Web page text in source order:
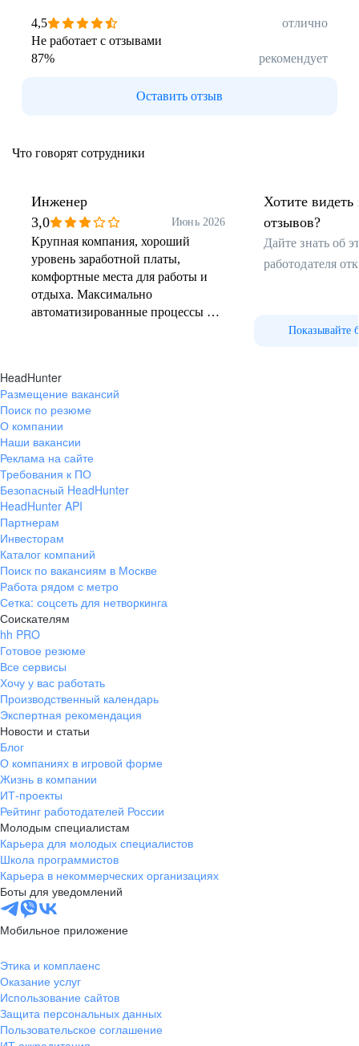
4,5
отлично
Не работает с отзывами
87% рекомендует
Оставить отзыв
Что говорят сотрудники
Инженер
3,0
Июнь 2026
Крупная компания, хороший
уровень заработной платы,
комфортные места для работы и
отдыха. Максимально
автоматизированные процессы для
Хотите видеть
отзывов?
Дайте знать об
работодателя
Показывайте
HeadHunter
Размещение вакансий
Поиск по резюме
О компании
Наши вакансии
Реклама на сайте
Требования к ПО
Безопасный HeadHunter
HeadHunter API
Партнерам
Инвесторам
Каталог компаний
Поиск по вакансиям в Москве
Работа рядом с метро
Сетка: соцсеть для нетворкинга
Соискателям
hh PRO
Готовое резюме
Все сервисы
Хочу у вас работать
Производственный календарь
Экспертная рекомендация
Новости и статьи
Блог
О компаниях в игровой форме
Жизнь в компании
ИТ-проекты
Рейтинг работодателей России
Молодым специалистам
Карьера для молодых специалистов
Школа программистов
Карьера в некоммерческих организациях
Боты для уведомлений
Мобильное приложение
Этика и комплаенс
Оказание услуг
Использование сайтов
Защита персональных данных
Пользовательское соглашение